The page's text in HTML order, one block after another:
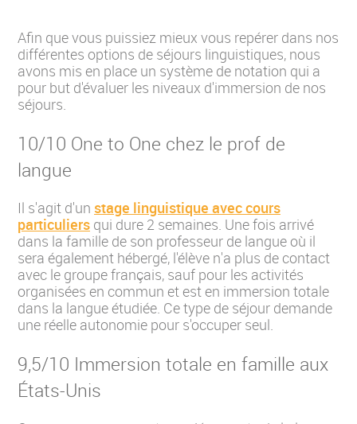
Afin que vous puissiez mieux vous repérer dans nos
différentes options de séjours linguistiques, nous
avons mis en place un système de notation qui a
pour but d'évaluer les niveaux d'immersion de nos
séjours.
10/10 One to One chez le prof de
langue
Il s'agit d'un stage linguistique avec cours
particuliers qui dure 2 semaines. Une fois arrivé
dans la famille de son professeur de langue où il
sera également hébergé, l'élève n'a plus de contact
avec le groupe français, sauf pour les activités
organisées en commun et est en immersion totale
dans la langue étudiée. Ce type de séjour demande
une réelle autonomie pour s'occuper seul.
9,5/10 Immersion totale en famille aux
États-Unis